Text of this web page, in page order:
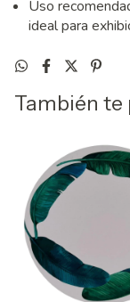
Uso
ideal para
También te